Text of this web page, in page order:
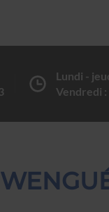
Lundi -
Vendredi :